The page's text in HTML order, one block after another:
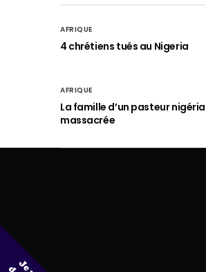
AFRIQUE
4 chrétiens tués au Nigeria
AFRIQUE
La famille d’un pasteur
massacrée